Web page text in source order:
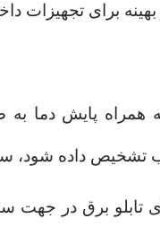
برای تجهیزات
همراه پایش دما
تشخیص داده شود،
تابلو برق در جهت